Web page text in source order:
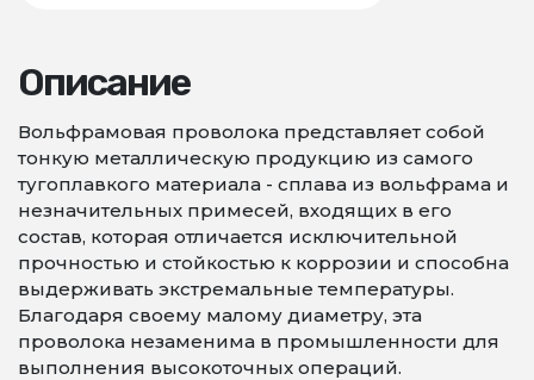
Описание
Вольфрамовая проволока представляет собой
тонкую металлическую продукцию из самого
тугоплавкого материала - сплава из вольфрама и
незначительных примесей, входящих в его
состав, которая отличается исключительной
прочностью и стойкостью к коррозии и способна
выдерживать экстремальные температуры.
Благодаря своему малому диаметру, эта
проволока незаменима в промышленности для
выполнения высокоточных операций.